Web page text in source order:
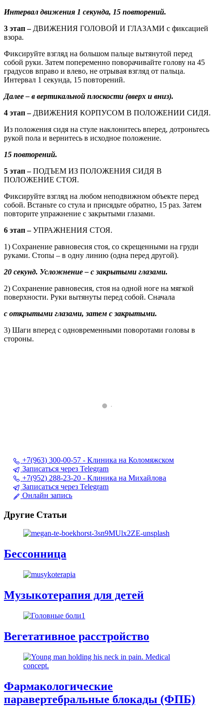
Интервал движения 1 секунда, 15 повторений.
3 этап –ДВИЖЕНИЯ ГОЛОВОЙ И ГЛАЗАМИ с фиксацией
взора.
Фиксируйте взгляд на большом пальце вытянутой перед
собой руки. Затем попеременно поворачивайте голову на 45
градусов вправо и влево, не отрывая взгляд от пальца.
Интервал 1 секунда, 15 повторений.
Далее – в вертикальной плоскости (вверх и вниз).
4 этап – ДВИЖЕНИЯ КОРПУСОМ В ПОЛОЖЕНИИ СИДЯ.
Из положения сидя на стуле наклонитесь вперед, дотроньтесь
рукой пола и вернитесь в исходное положение.
15 повторений.
5 этап –ПОДЪЕМ ИЗ ПОЛОЖЕНИЯ СИДЯ В
ПОЛОЖЕНИЕ СТОЯ.
Фиксируйте взгляд на любом неподвижном объекте перед
собой. Встаньте со стула и присядьте обратно, 15 раз. Затем
повторите упражнение с закрытыми глазами.
6 этап –УПРАЖНЕНИЯ СТОЯ.
1) Сохранение равновесия стоя, со скрещенными на груди
руками. Стопы – в одну линию (одна перед другой).
20 секунд. Усложнение – с закрытыми глазами.
2) Сохранение равновесия, стоя на одной ноге на мягкой
поверхности. Руки вытянуты перед собой. Сначала
с открытыми глазами, затем с закрытыми.
3) Шаги вперед с одновременными поворотами головы в
стороны.
+7(963) 300-00-57 - Клиника на Коломяжском
Записаться через Telegram
+7(952) 288-23-20 - Клиника на Михайлова
Записаться через Telegram
Онлайн запись
Другие Статьи
Бессонница
Музыкотерапия для детей
Вегетативное расстройство
Фармакологические
паравертебральные блокады (ФПБ)